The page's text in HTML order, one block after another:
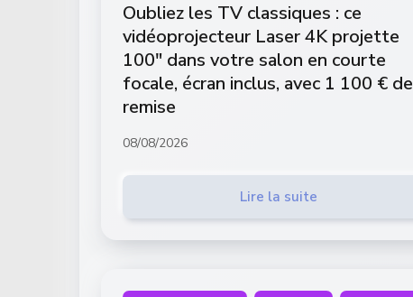
Oubliez les TV classiques : ce
vidéoprojecteur Laser 4K projette
100″ dans votre salon en courte
focale, écran inclus, avec 1 100 € de
remise
08/08/2026
Lire la suite